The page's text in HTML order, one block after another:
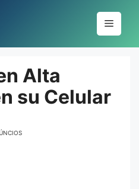
Menu
Alta
su Celular